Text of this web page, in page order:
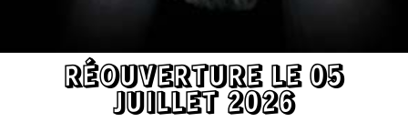
RÉOUVERTURE LE 05
JUILLET 2026